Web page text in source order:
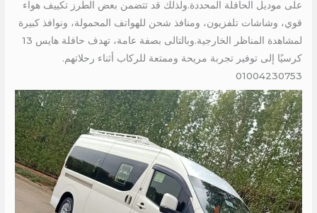
على موديل الحافلة المحددة.ولذلك قد تتضمن بعض الطرز تكييف هواء
قوي، وشاشات تلفزيون، ومنافذ شحن للهواتف المحمولة، ونوافذ كبيرة
لمشاهدة المناظر الخارجية.وبالتالى بصفة عامة، تهدف حافلة هايس 13
كرسيًا إلى توفير تجربة مريحة وممتعة للركاب أثناء رحلاتهم.
01004230753